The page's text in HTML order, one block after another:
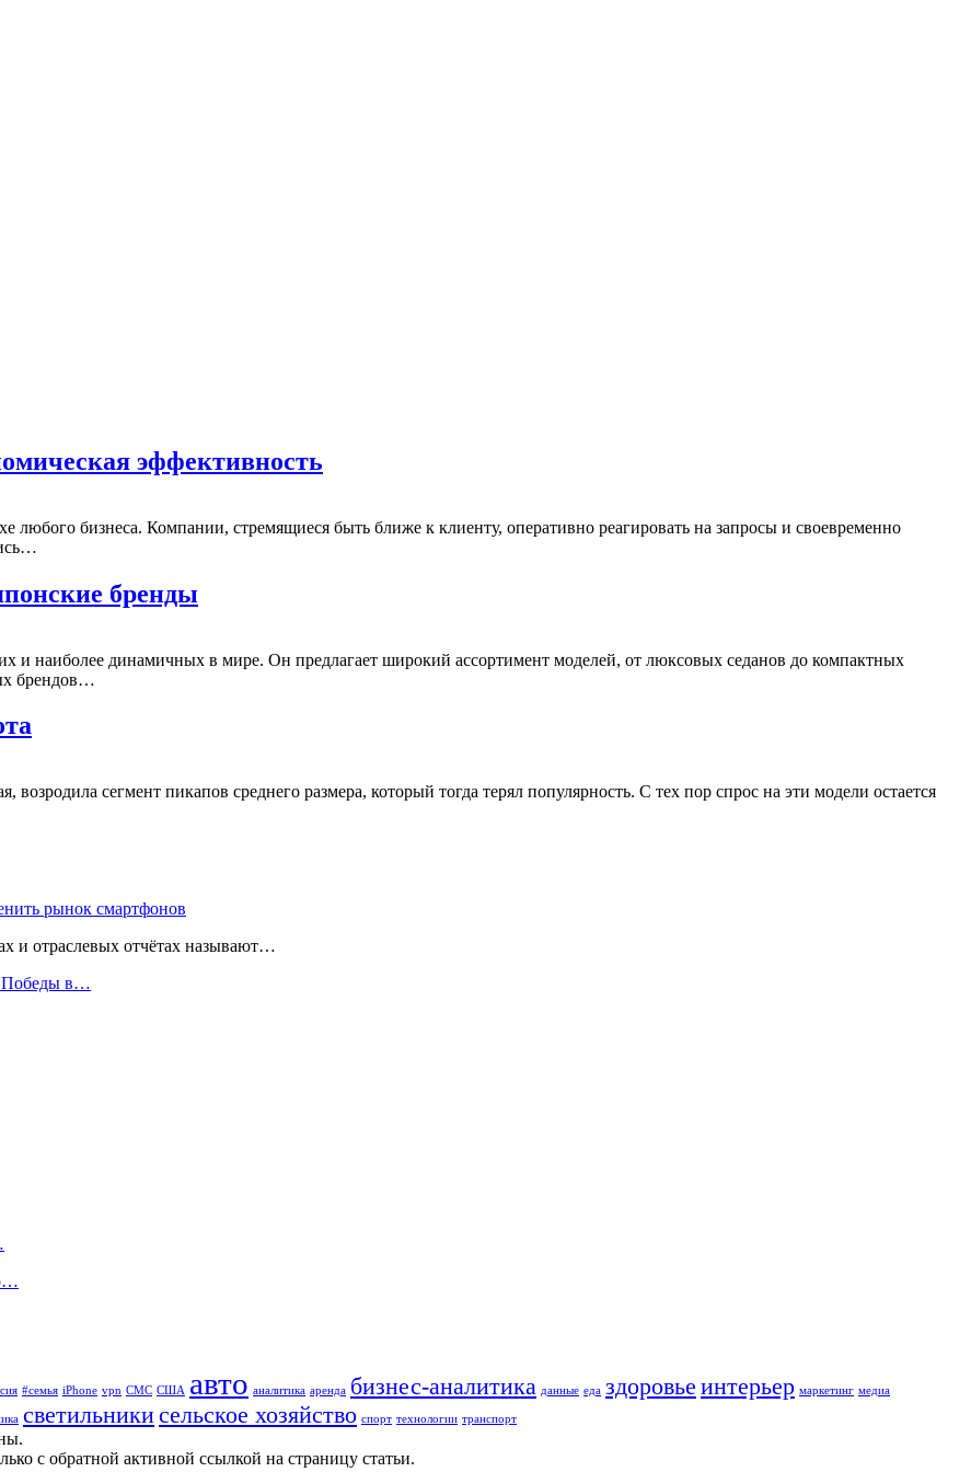
эффективность
любого бизнеса. Компании, стремящиеся быть ближе к клиенту, оперативно реагировать на запросы и своевременно
бренды
и наиболее динамичных в мире. Он предлагает широкий ассортимент моделей, от люксовых седанов до компактных
брендов…
сегмент пикапов среднего размера, который тогда терял популярность. С тех пор спрос на эти модели остается
рынок смартфонов
и отраслевых отчётах называют…
Победы в…
#семья iPhone vpn СМС США авто аналитика аренда бизнес-аналитика данные еда здоровье интерьер маркетинг медиа
светильникисельское хозяйство спорт технологии транспорт
с обратной активной ссылкой на страницу статьи.